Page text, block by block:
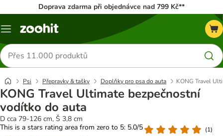
Doprava zdarma při objednávce nad 799 Kč**
Menu
Hledat
produkty
Psi Přepravky & tašky Doplňky pro psa do auta KONG Travel
KONG Travel Ultimate bezpečnostní
vodítko do auta
D cca 79-126 cm, Š 3,8 cm
This is a stars rating area from zero to 5: 5.0/5
(1)